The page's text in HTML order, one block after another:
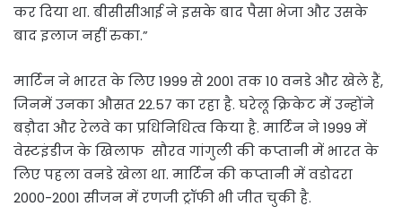
कर दिया था. बीसीसीआई ने इसके बाद पैसा भेजा और उसके
बाद इलाज नहीं रुका.”
मार्टिन ने भारत के लिए 1999 से 2001 तक 10 वनडे और खेले हैं,
जिनमें उनका औसत 22.57 का रहा है. घरेलू क्रिकेट में उन्होंने
बड़ौदा और रेलवे का प्रधिनिधित्व किया है. मार्टिन ने 1999 में
वेस्टइंडीज के खिलाफ सौरव गांगुली की कप्तानी में भारत के
लिए पहला वनडे खेला था. मार्टिन की कप्तानी में वडोदरा
2000-2001 सीजन में रणजी ट्रॉफी भी जीत चुकी है.